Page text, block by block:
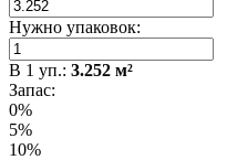
Нужно упаковок:
В 1 уп.: 3.252 м²
Запас:
0%
5%
10%